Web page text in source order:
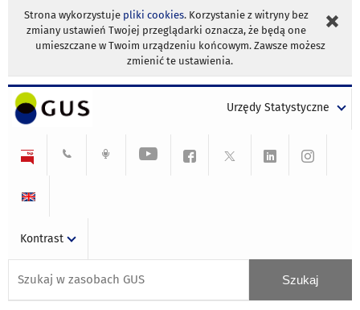
Strona wykorzystuje pliki cookies. Korzystanie z witryny bez
zmiany ustawień Twojej przeglądarki oznacza, że będą one
umieszczane w Twoim urządzeniu końcowym. Zawsze możesz
zmienić te ustawienia.
Urzędy Statystyczne
Kontrast